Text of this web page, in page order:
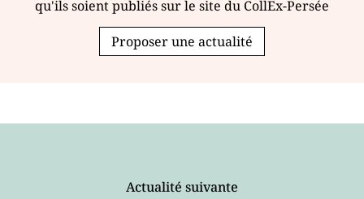
qu'ils soient publiés sur le site du CollEx-Persée
Proposer une actualité
Actualité suivante